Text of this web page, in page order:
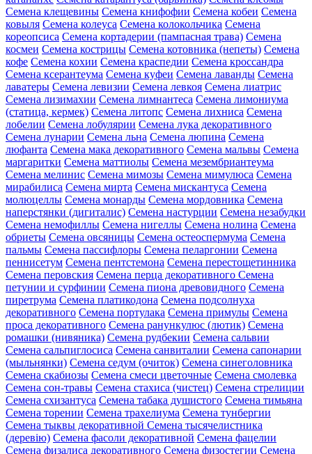
Семена клещевины Семена книфофии Семена кобеи Семена
ковыля Семена колеуса Семена колокольчика Семена
кореопсиса Семена кортадерии (пампасная трава) Семена
космеи Семена кострицы Семена котовника (непеты) Семена
кофе Семена кохии Семена краспедии Семена кроссандра
Семена ксерантеума Семена куфеи Семена лаванды Семена
лаватеры Семена левизии Семена левкоя Семена лиатрис
Семена лизимахии Семена лимнантеса Семена лимониума
(статица, кермек) Семена литопс Семена лихниса Семена
лобелии Семена лобулярии Семена лука декоративного
Семена лунарии Семена льна Семена люпина Семена
люфанта Семена мака декоративного Семена мальвы Семена
маргаритки Семена маттиолы Семена мезембриантеума
Семена мелинис Семена мимозы Семена мимулюса Семена
мирабилиса Семена мирта Семена мискантуса Семена
молюцеллы Семена монарды Семена мордовника Семена
наперстянки (дигиталис) Семена настурции Семена незабудки
Семена немофиллы Семена нигеллы Семена нолина Семена
обриеты Семена овсяницы Семена остеоспермума Семена
пальмы Семена пассифлоры Семена пеларгонии Семена
пеннисетум Семена пентстемона Семена перестощетинника
Семена перовския Семена перца декоративного Семена
петунии и сурфинии Семена пиона древовидного Семена
пиретрума Семена платикодона Семена подсолнуха
декоративного Семена портулака Семена примулы Семена
проса декоративного Семена ранункулюс (лютик) Семена
ромашки (нивяника) Семена рудбекии Семена сальвии
Семена сальпиглосиса Семена санвиталии Семена сапонарии
(мыльнянки) Семена седум (очиток) Семена синеголовника
Семена скабиозы Семена смеси цветочные Семена смолевка
Семена сон-травы Семена стахиса (чистец) Семена стрелиции
Семена схизантуса Семена табака душистого Семена тимьяна
Семена торении Семена трахелиума Семена тунбергии
Семена тыквы декоративной Семена тысячелистника
(деревію) Семена фасоли декоративной Семена фацелии
Семена физалиса декоративного Семена физостегии Семена